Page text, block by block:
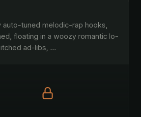
floating in a woozy romantic lo-
ad-libs, …